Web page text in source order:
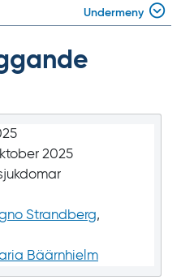
2025
Strandberg,
Bäärnhielm
Undermeny